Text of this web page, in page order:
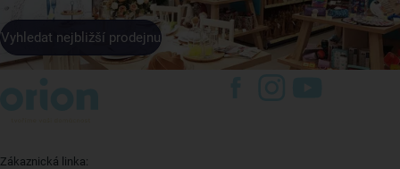
Vyhledat nejbližší prodejnu
Zákaznická linka: